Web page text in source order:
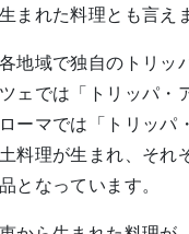
まれた料理とも言え
地域で独自のトリッ
ェでは「トリッパ・
ーマでは「トリッパ
料理が生まれ、それ
となっています。